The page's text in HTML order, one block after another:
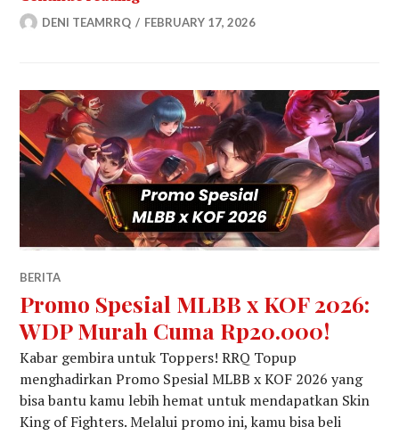
DENI TEAMRRQ FEBRUARY 17, 2026
BERITA
Promo Spesial MLBB x KOF 2026:
WDP Murah Cuma Rp20.000!
Kabar gembira untuk Toppers! RRQ Topup
menghadirkan Promo Spesial MLBB x KOF 2026 yang
bisa bantu kamu lebih hemat untuk mendapatkan Skin
King of Fighters. Melalui promo ini, kamu bisa beli